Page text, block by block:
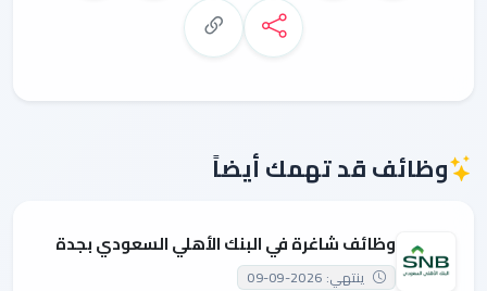
وظائف قد تهمك أيضاً
وظائف شاغرة في البنك الأهلي السعودي بجدة
ينتهي: 2026-09-09